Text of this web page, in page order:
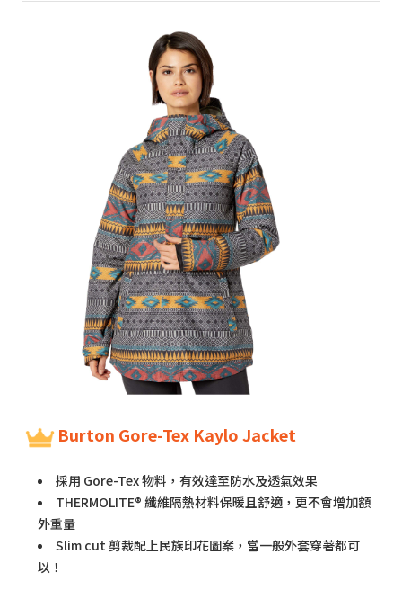
Burton Gore-Tex Kaylo Jacket
採用 Gore-Tex 物料，有效達至防水及透氣效果
THERMOLITE® 纖維隔熱材料保暖且舒適，更不會增加額
外重量
Slim cut 剪裁配上民族印花圖案，當一般外套穿著都可
以！